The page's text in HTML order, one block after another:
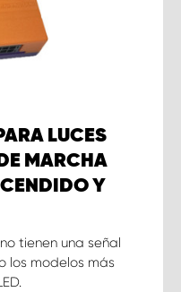
LUCES
MARCHA
Y
tienen una señal
los modelos más